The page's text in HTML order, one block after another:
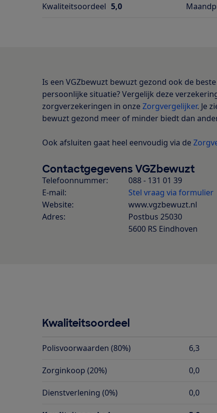
Kwaliteitsoordeel 5,0
Is een VGZbewuzt bewuzt gezond ook de
persoonlijke situatie? Vergelijk deze
zorgverzekeringen in onzeZorgvergelijker. Je
bewuzt gezond meer of minder biedt dan
Ook afsluiten gaat heel eenvoudig via de
Contactgegevens VGZbewuzt
Telefoonnummer:
088 - 131 01 39
E-mail:
Stel vraag via formulier
Website:
www.vgzbewuzt.nl
Adres:
Postbus 25030
5600 RS Eindhoven
Kwaliteitsoordeel
Polisvoorwaarden (80%) 6,3
Zorginkoop (20%) 0,0
Dienstverlening (0%) 0,0